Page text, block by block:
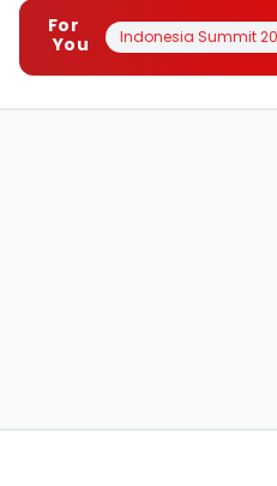
For
You
Indonesia Summit